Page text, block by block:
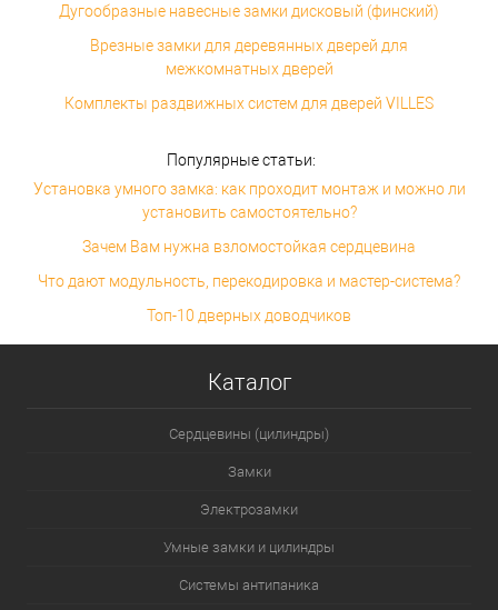
Дугообразные навесные замки дисковый (финский)
Врезные замки для деревянных дверей для
межкомнатных дверей
Комплекты раздвижных систем для дверей VILLES
Популярные статьи:
Установка умного замка: как проходит монтаж и можно ли
установить самостоятельно?
Зачем Вам нужна взломостойкая сердцевина
Что дают модульность, перекодировка и мастер-система?
Топ-10 дверных доводчиков
Каталог
Сердцевины (цилиндры)
Замки
Электрозамки
Умные замки и цилиндры
Системы антипаника